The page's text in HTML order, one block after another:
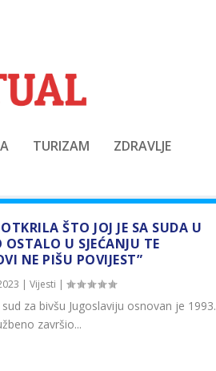
TURIZAM ZDRAVLJE
ŠTO JOJ JE SA SUDA U
U SJEĆANJU TE
NE PIŠU POVIJEST”
| Vijesti |
za bivšu Jugoslaviju osnovan je 1993.
završio...